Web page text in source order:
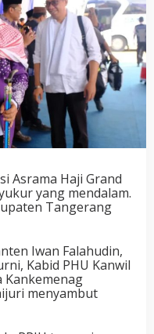
Asrama Haji Grand
yang mendalam.
Tangerang
Iwan Falahudin,
Kabid PHU Kanwil
Kankemenag
menyambut